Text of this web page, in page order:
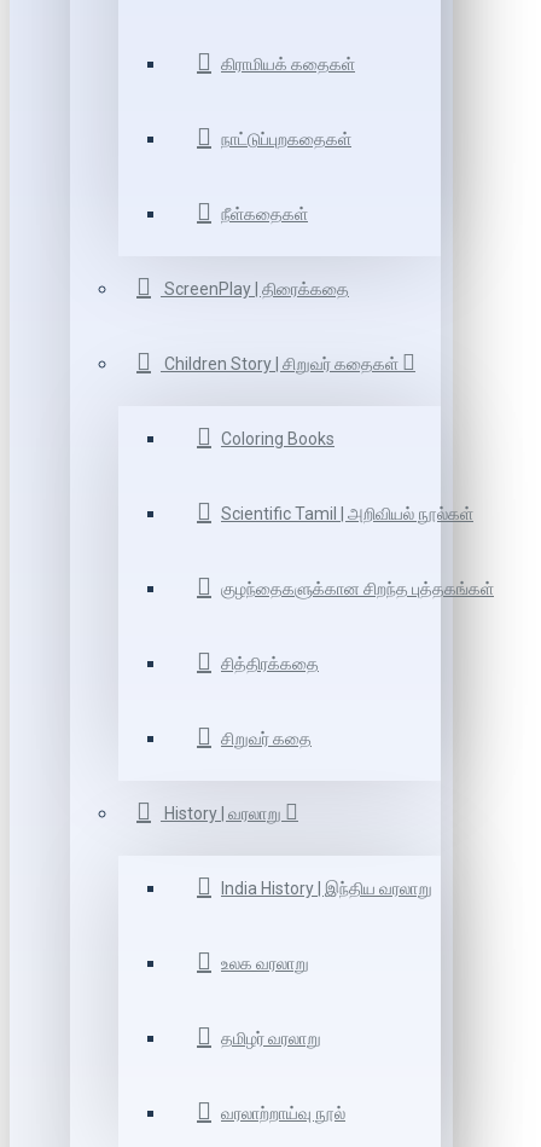
கிராமியக் கதைகள்
நாட்டுப்புறகதைகள்
நீள்கதைகள்
ScreenPlay | திரைக்கதை
Children Story | சிறுவர் கதைகள்
Coloring Books
Scientific Tamil | அறிவியல் நூல்கள்
குழந்தைகளுக்கான சிறந்த புத்தகங்கள்
சித்திரக்கதை
சிறுவர் கதை
History | வரலாறு
India History | இந்திய வரலாறு
உலக வரலாறு
தமிழர் வரலாறு
வரலாற்றாய்வு நூல்